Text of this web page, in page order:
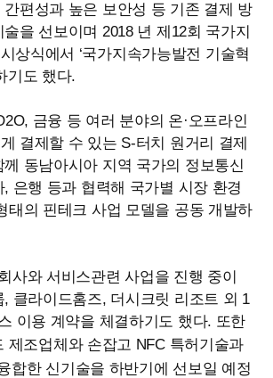
간편성과 높은 보안성 등 기존 결제 방
을 선보이며 2018 년 제12회 국가지
상식에서 ‘국가지속가능발전 기술혁
기도 했다.
금융 등 여러 분야의 온·오프라인
결제할 수 있는 S-터치 원거리 결제
동남아시아 지역 국가의 정보통신
은행 등과 협력해 국가별 시장 환경
태의 핀테크 사업 모델을 공동 개발하
사와 서비스관련 사업을 진행 중이
클라이드홈즈, 더시크릿 리조트 외 1
이용 계약을 체결하기도 했다. 또한
제조업체와 손잡고 NFC특허기술과
합한 신기술을 하반기에 선보일 예정